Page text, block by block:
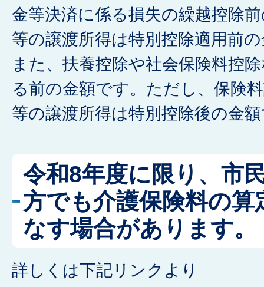
金等決済に係る損失の繰越控除
等の譲渡所得は特別控除適用前
また、扶養控除や社会保険料控
る前の金額です。ただし、保険
等の譲渡所得は特別控除後の金
令和8年度に限り、市
方でも介護保険料の
なす場合があります。
詳しくは下記リンクより